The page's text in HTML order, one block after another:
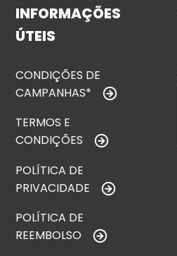
INFORMAÇÕES
ÚTEIS
CONDIÇÕES DE
CAMPANHAS*
TERMOS E
CONDIÇÕES
POLÍTICA DE
PRIVACIDADE
POLÍTICA DE
REEMBOLSO